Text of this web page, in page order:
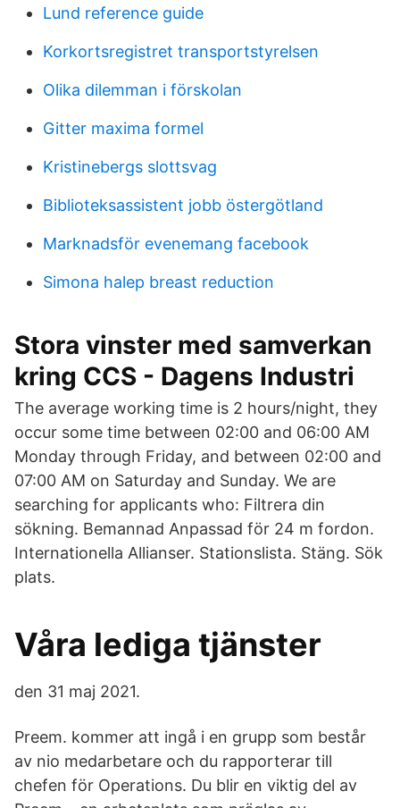
Lund reference guide
Korkortsregistret transportstyrelsen
Olika dilemman i förskolan
Gitter maxima formel
Kristinebergs slottsvag
Biblioteksassistent jobb östergötland
Marknadsför evenemang facebook
Simona halep breast reduction
Stora vinster med samverkan
kring CCS - Dagens Industri
The average working time is 2 hours/night, they
occur some time between 02:00 and 06:00 AM
Monday through Friday, and between 02:00 and
07:00 AM on Saturday and Sunday. We are
searching for applicants who: Filtrera din
sökning. Bemannad Anpassad för 24 m fordon.
Internationella Allianser. Stationslista. Stäng. Sök
plats.
Våra lediga tjänster
den 31 maj 2021.
Preem. kommer att ingå i en grupp som består
av nio medarbetare och du rapporterar till
chefen för Operations. Du blir en viktig del av